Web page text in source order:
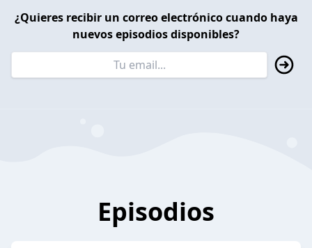
¿Quieres recibir un correo electrónico cuando haya
nuevos episodios disponibles?
Episodios